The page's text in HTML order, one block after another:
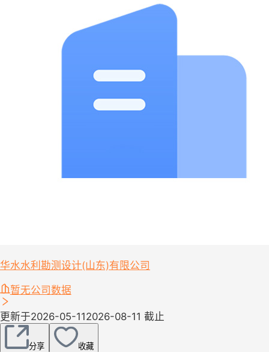
华水水利勘测设计(山东)有限公司
暂无公司数据
更新于2026-05-112026-08-11 截止
分享 收藏